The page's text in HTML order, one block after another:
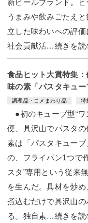
新ビールブランド。
うまみや飲みごたえ
立した味わいへの評
社会貢献活…続きを読
食品ヒット大賞特集：
味の素「パスタキュー
調理品・コメまわり品 特
●初のキューブ型“
便、具沢山でパスタ
素は「パスタキューブ
の、フライパン1つで
スタ”専用という従来
を生んだ。具材を炒
煮込むだけで具沢山の
る。独自素…続きを読